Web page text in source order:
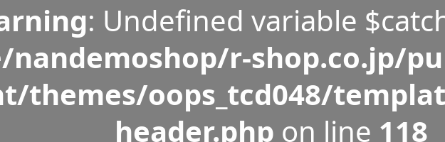
: Undefined variable
r-shop.co.jp/
themes/oops_tcd048/
header.php on line 118